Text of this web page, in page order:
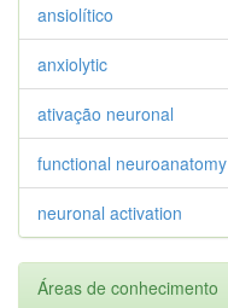
ansiolítico
anxiolytic
ativação neuronal
functional neuroanatomy
neuronal activation
Áreas de conhecimento